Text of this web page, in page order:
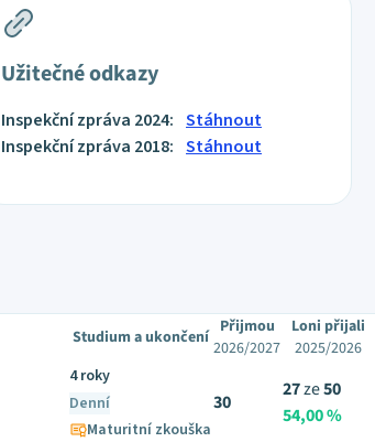
Užitečné odkazy
Inspekční zpráva 2024: Stáhnout
Inspekční zpráva 2018: Stáhnout
Studium a ukončení Přijmou
2026/2027
Loni přijali
2025/2026
4 roky
Denní
Maturitní zkouška
30
27ze50
54,00 %